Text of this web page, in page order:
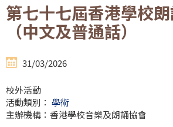
第七十七屆香港學校
（中文及普通話）
31/03/2026
校外活動
活動類別： 學術
主辦機構：香港學校音樂及朗誦協會